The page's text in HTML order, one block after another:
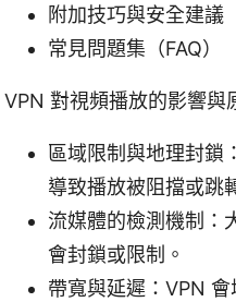
附加技巧與安全建議
常見問題集（FAQ）
VPN 對視頻播放的影響與
區域限制與地理封鎖
導致播放被阻擋或跳
流媒體的檢測機制：
會封鎖或限制。
帶寬與延遲：VPN